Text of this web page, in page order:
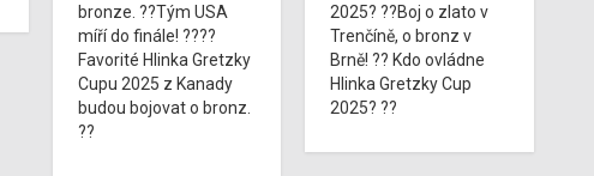
bronze. ??Tým USA
míří do finále! ????
Favorité Hlinka Gretzky
Cupu 2025 z Kanady
budou bojovat o bronz.
??
2025? ??Boj o zlato v
Trenčíně, o bronz v
Brně! ?? Kdo ovládne
Hlinka Gretzky Cup
2025? ??